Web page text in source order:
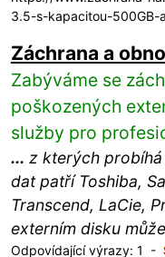
3.5-s-kapacitou-500GB-
Záchrana a
Zabýváme se
poškozených
služby pro
... z kterých
dat patří Toshiba,
Transcend, LaCie,
externím disku
Odpovídající výrazy: 1 -